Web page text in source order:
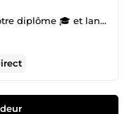
|🎓 Mémoires ✔️ |Validez votre diplôme 🎓 et lancez vos projets ✔️ |